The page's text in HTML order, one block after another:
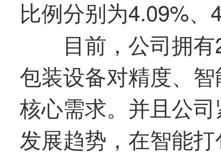
比例分别为4.09%、
目前，公司拥
包装设备对精度、
核心需求。并且公
发展趋势，在智能